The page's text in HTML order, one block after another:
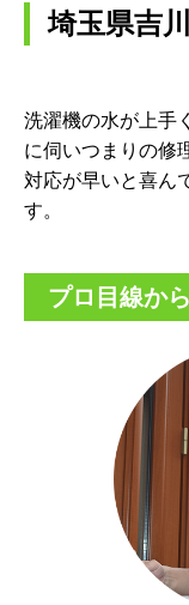
埼玉県吉
洗濯機の水が上手
に伺いつまりの修
対応が早いと喜ん
す。
プロ目線か